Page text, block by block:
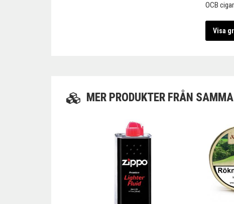
OCB
Visa
MER PRODUKTER FRÅN